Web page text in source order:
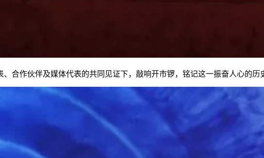
、合作伙伴及媒体代表的共同见证下，敲响开市锣，铭记这一振奋人心的历